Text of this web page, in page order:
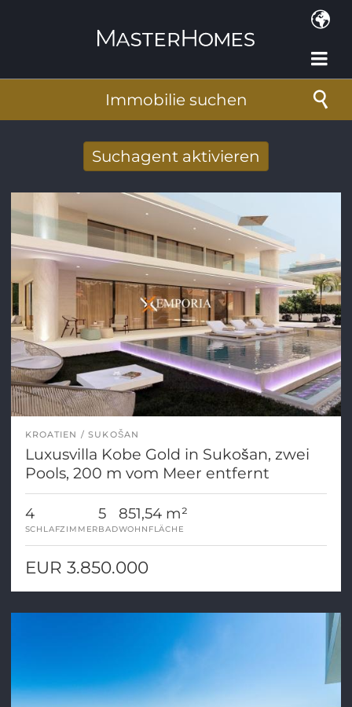
Immobilie suchen
Suchagent aktivieren
E-Mail-Adresse*
KROATIEN SUKOŠAN
Luxusvilla Kobe Gold in Sukošan, zwei
Pools, 200 m vom Meer entfernt
4
SCHLAFZIMMER
5
BAD
851,54 m²
WOHNFLÄCHE
EUR 3.850.000